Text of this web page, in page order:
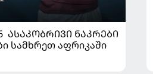
ᲐᲡᲐᲙᲝᲑᲠᲘᲕᲘ ᲜᲐᲙᲠᲔᲑᲘ
სამხრეთ აფრიკაში